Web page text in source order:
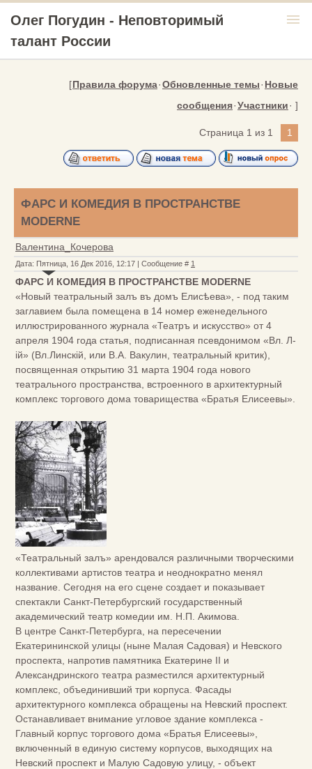
Олег Погудин - Неповторимый
талант России
menu
[Правила форума·Обновленные темы·Новые
сообщения·Участники· ]
Страница 1 из 1 1
ФАРС И КОМЕДИЯ В ПРОСТРАНСТВЕ
MODERNE
Валентина_Кочерова
Дата: Пятница, 16 Дек 2016, 12:17 | Сообщение # 1
ФАРС И КОМЕДИЯ В ПРОСТРАНСТВЕ MODERNE
«Новый театральный залъ въ домъ Елисѣева», - под таким
заглавием была помещена в 14 номер еженедельного
иллюстрированного журнала «Театръ и искусство» от 4
апреля 1904 года статья, подписанная псевдонимом «Вл. Л-
iй» (Вл.Линскiй, или В.А. Вакулин, театральный критик),
посвященная открытию 31 марта 1904 года нового
театрального пространства, встроенного в архитектурный
комплекс торгового дома товарищества «Братья Елисеевы».
«Театральный залъ» арендовался различными творческими
коллективами артистов театра и неоднократно менял
название. Сегодня на его сцене создает и показывает
спектакли Санкт-Петербургский государственный
академический театр комедии им. Н.П. Акимова.
В центре Санкт-Петербурга, на пересечении
Екатерининской улицы (ныне Малая Садовая) и Невского
проспекта, напротив памятника Екатерине II и
Александринского театра разместился архитектурный
комплекс, объединивший три корпуса. Фасады
архитектурного комплекса обращены на Невский проспект.
Останавливает внимание угловое здание комплекса -
Главный корпус торгового дома «Братья Елисеевы»,
включенный в единую систему корпусов, выходящих на
Невский проспект и Малую Садовую улицу, - объект